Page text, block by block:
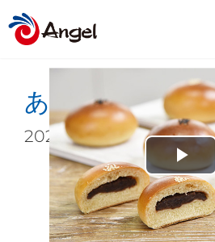
あんぱん
2022-02-15 04:42:00
リストに戻